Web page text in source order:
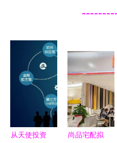
从天使投资
尚品宅配拟